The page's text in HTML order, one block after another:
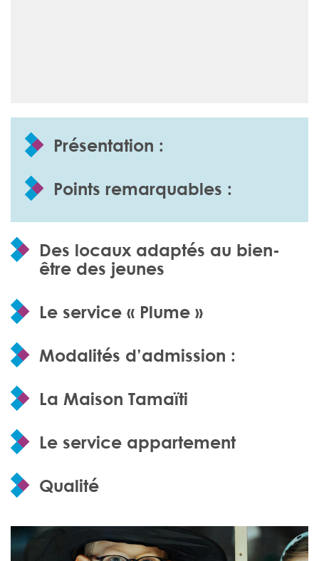
Présentation :
Points remarquables :
Des locaux adaptés au bien-
être des jeunes
Le service « Plume »
Modalités d’admission :
La Maison Tamaïti
Le service appartement
Qualité